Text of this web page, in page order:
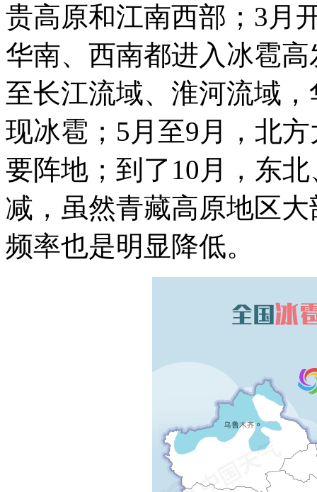
贵高原和江南西部；3月
华南、西南都进入冰雹
至长江流域、淮河流域
现冰雹；5月至9月，北
要阵地；到了10月，东
减，虽然青藏高原地区
频率也是明显降低。